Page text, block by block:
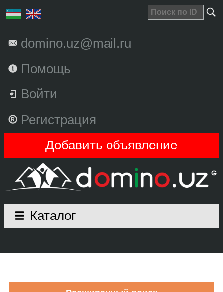
domino.uz@mail.ru
Помощь
Войти
Регистрация
Добавить объявление
Каталог